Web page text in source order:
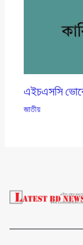
এইচএসসি
জাতীয়